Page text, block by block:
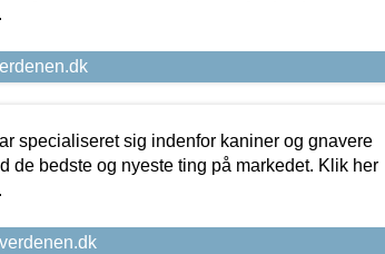
specialiseret sig indenfor kaniner og gnavere
de bedste og nyeste ting på markedet. Klik her